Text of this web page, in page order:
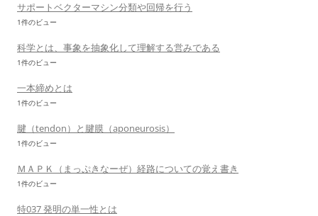
サポートベクターマシン分類や回帰を行う
1件のビュー
科学とは、事象を抽象化して理解する営みである
1件のビュー
一本締めとは
1件のビュー
腱（tendon）と腱膜（aponeurosis）
1件のビュー
ＭＡＰＫ（まっぷきなーぜ）経路についての覚え書き
1件のビュー
特037 発明の単一性とは